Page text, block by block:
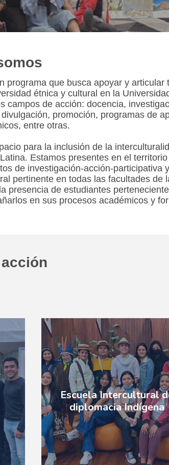
programa que busca apoyar y articular
étnica y cultural en la
campos de acción: docencia,
promoción, programas de
entre otras.
para la inclusión de la
Estamos presentes en el
de investigación-acción-participativa
pertinente en todas las facultades de
presencia de estudiantes
en sus procesos académicos y
acción
Escuela Intercultural
diplomacia Indígena